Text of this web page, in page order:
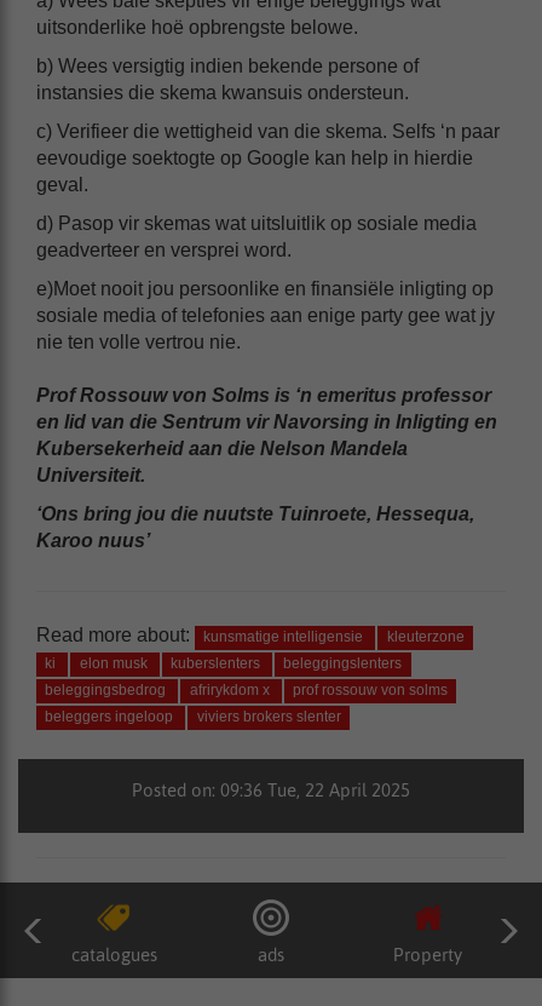
uitsonderlike hoë opbrengste belowe.
b) Wees versigtig indien bekende persone of
instansies die skema kwansuis ondersteun.
c) Verifieer die wettigheid van die skema. Selfs ‘n paar
eevoudige soektogte op Google kan help in hierdie
geval.
d) Pasop vir skemas wat uitsluitlik op sosiale media
geadverteer en versprei word.
e)Moet nooit jou persoonlike en finansiële inligting op
sosiale media of telefonies aan enige party gee wat jy
nie ten volle vertrou nie.
Prof Rossouw von Solms is ‘n emeritus professor
en lid van die Sentrum vir Navorsing in Inligting en
Kubersekerheid aan die Nelson Mandela
Universiteit.
‘Ons bring jou die nuutste Tuinroete, Hessequa,
Karoo nuus’
Read more about: kunsmatige intelligensie
kleuterzone
ki
elon musk kuberslenters
beleggingslenters
beleggingsbedrog
afrirykdom x
prof rossouw von solms
beleggers ingeloop
viviers brokers slenter
Posted on: 09:36 Tue, 22 April 2025
catalogues ads Property